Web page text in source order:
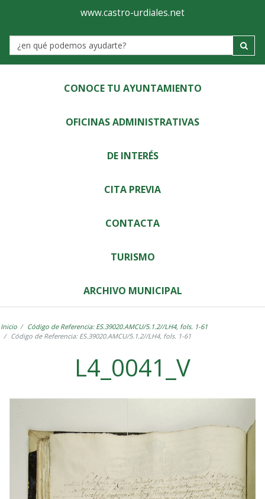
Ayuntamiento
de
Castro-
Urdiales
www.castro-urdiales.net
Label
CONOCE TU AYUNTAMIENTO
OFICINAS ADMINISTRATIVAS
DE INTERÉS
CITA PREVIA
CONTACTA
TURISMO
ARCHIVO MUNICIPAL
Inicio
Código de Referencia: ES.39020.AMCU/5.1.2//LH4, fols. 1-61
Código de Referencia: ES.39020.AMCU/5.1.2//LH4, fols. 1-61
L4_0041_V